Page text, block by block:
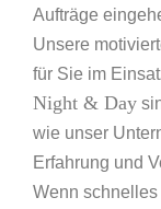
Aufträge
Unsere
für Sie im
Night & Day
wie unser
Erfahrung und
Wenn